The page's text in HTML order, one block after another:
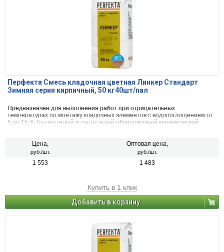
Перфекта Смесь кладочная цветная Линкер Стандарт
Зимняя серия кирпичный, 50 кг40шт/пал
Предназначен для выполнения работ при отрицательных
температурах по монтажу кладочных элементов с водопоглощением от
5 до 15 % (полнотелый и пустотелый облицовочный керамический
Цена,
руб./шт.
Оптовая цена,
руб./шт.
1 553 1 483
Купить в 1 клик
Добавить в корзину